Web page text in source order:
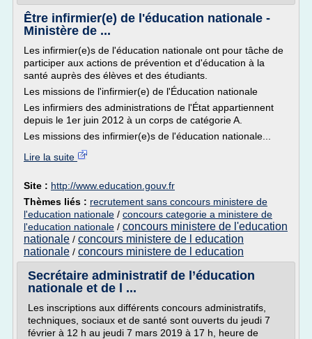
Être infirmier(e) de l'éducation nationale -
Ministère de ...
Les infirmier(e)s de l'éducation nationale ont pour tâche de
participer aux actions de prévention et d'éducation à la
santé auprès des élèves et des étudiants.
Les missions de l'infirmier(e) de l'Éducation nationale
Les infirmiers des administrations de l'État appartiennent
depuis le 1er juin 2012 à un corps de catégorie A.
Les missions des infirmier(e)s de l'éducation nationale...
Lire la suite
Site : http://www.education.gouv.fr
Thèmes liés : recrutement sans concours ministere de
l'education nationale / concours categorie a ministere de
l'education nationale / concours ministere de l'education
nationale / concours ministere de l education
nationale / concours ministere de l education
Secrétaire administratif de l’éducation
nationale et de l ...
Les inscriptions aux différents concours administratifs,
techniques, sociaux et de santé sont ouverts du jeudi 7
février à 12 h au jeudi 7 mars 2019 à 17 h, heure de